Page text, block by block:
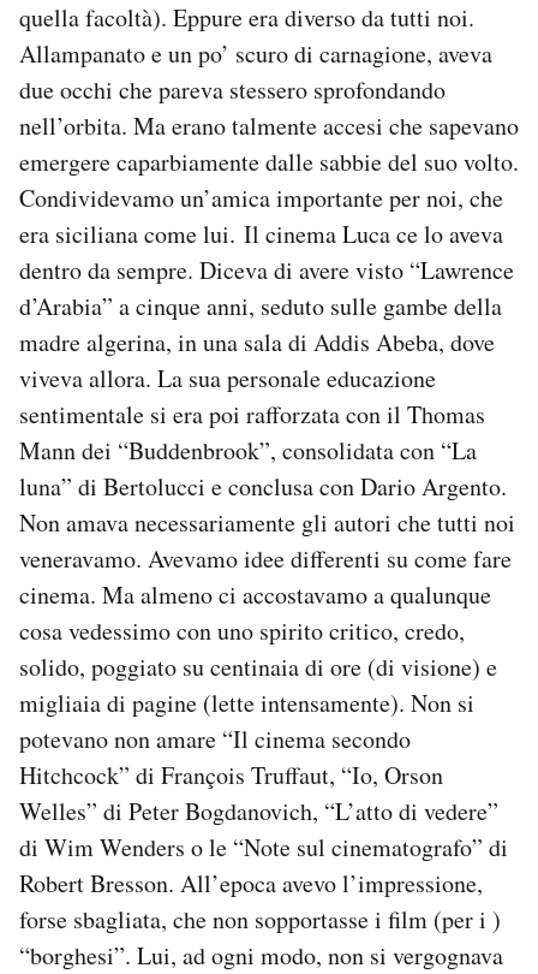
quella facoltà). Eppure era diverso da tutti noi.
Allampanato e un po’ scuro di carnagione, aveva
due occhi che pareva stessero sprofondando
nell’orbita. Ma erano talmente accesi che sapevano
emergere caparbiamente dalle sabbie del suo volto.
Condividevamo un’amica importante per noi, che
era siciliana come lui. Il cinema Luca ce lo aveva
dentro da sempre. Diceva di avere visto “Lawrence
d’Arabia” a cinque anni, seduto sulle gambe della
madre algerina, in una sala di Addis Abeba, dove
viveva allora. La sua personale educazione
sentimentale si era poi rafforzata con il Thomas
Mann dei “Buddenbrook”, consolidata con “La
luna” di Bertolucci e conclusa con Dario Argento.
Non amava necessariamente gli autori che tutti noi
veneravamo. Avevamo idee differenti su come fare
cinema. Ma almeno ci accostavamo a qualunque
cosa vedessimo con uno spirito critico, credo,
solido, poggiato su centinaia di ore (di visione) e
migliaia di pagine (lette intensamente). Non si
potevano non amare “Il cinema secondo
Hitchcock” di François Truffaut, “Io, Orson
Welles” di Peter Bogdanovich, “L’atto di vedere”
di Wim Wenders o le “Note sul cinematografo” di
Robert Bresson. All’epoca avevo l’impressione,
forse sbagliata, che non sopportasse i film (per i )
“borghesi”. Lui, ad ogni modo, non si vergognava